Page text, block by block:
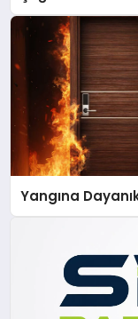
Yangına